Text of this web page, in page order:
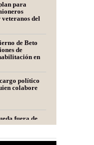
para
del
de Beto
de
en
político
colabore
fuera de
para fracking
comité